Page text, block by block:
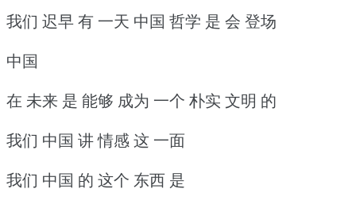
我们 迟早 有 一天 中国 哲学 是 会 登场
中国
在 未来 是 能够 成为 一个 朴实 文明 的
我们 中国 讲 情感 这 一面
我们 中国 的 这个 东西 是